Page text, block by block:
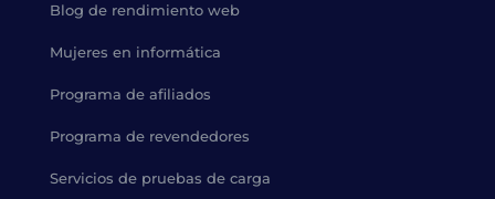
Blog de rendimiento web
Mujeres en informática
Programa de afiliados
Programa de revendedores
Servicios de pruebas de carga